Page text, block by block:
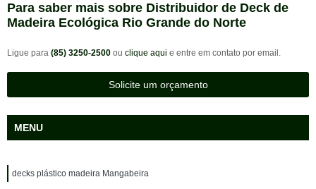
Para saber mais sobre Distribuidor de Deck de
Madeira Ecológica Rio Grande do Norte
Ligue para (85) 3250-2500 ou clique aqui e entre em contato por email.
Solicite um orçamento
MENU
decks plástico madeira Mangabeira